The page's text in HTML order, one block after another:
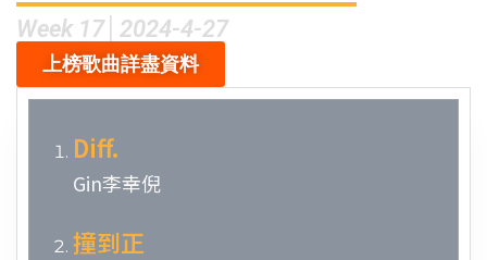
Week 17│2024-4-27
上榜歌曲詳盡資料
Diff.
Gin李幸倪
撞到正